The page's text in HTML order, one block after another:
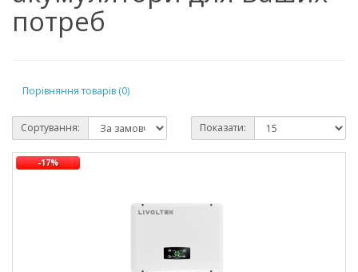
потреб
Порівняння товарів (0)
Сортування: Показати:
-17%